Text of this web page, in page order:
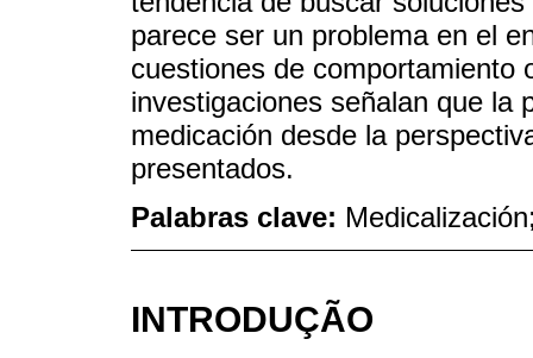
parece ser un problema en el
cuestiones de comportamiento
investigaciones señalan que la
medicación desde la
presentados.
Palabras clave:
INTRODUÇÃO